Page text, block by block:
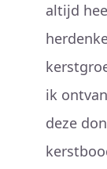
altijd
ik
deze